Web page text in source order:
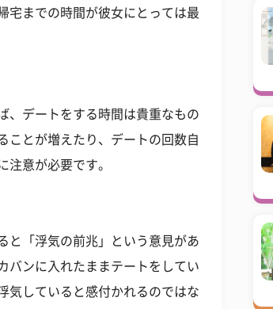
宅までの時間が彼女にとっては最
、デートをする時間は貴重なもの
ことが増えたり、デートの回数自
注意が必要です。
と「浮気の前兆」という意見があ
バンに入れたままテートをしてい
気していると感付かれるのではな